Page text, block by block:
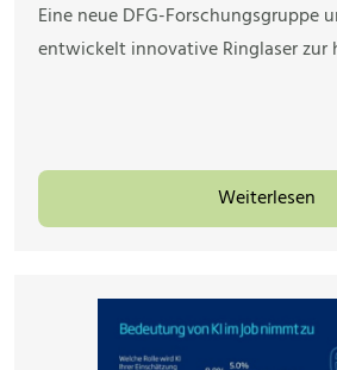
Eine neue DFG-Forschungsgruppe
entwickelt innovative Ringlaser zur
Weiterlesen